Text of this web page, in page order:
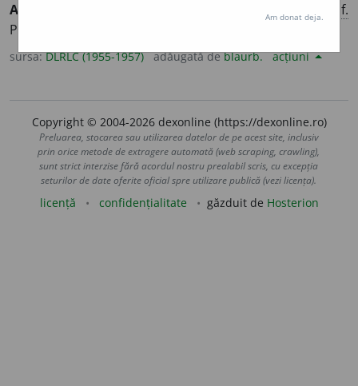
ADMIRAT șif.
Persoană care admiră.
sursa:DLRLC (1955-1957) adăugată deblaurb. acțiuni
Copyright © 2004-2026 dexonline (https://dexonline.ro)
Preluarea, stocarea sau utilizarea datelor de pe acest site, inclusiv
prin orice metode de extragere automată (web scraping, crawling),
sunt strict interzise fără acordul nostru prealabil scris, cu excepția
seturilor de date oferite oficial spre utilizare publică (vezi licența).
licență confidențialitate găzduit de Hosterion
Am donat deja.